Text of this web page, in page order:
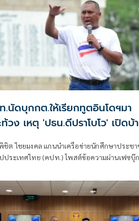
.นัดบุกกต.ให้เรียกทูตอินโดฯมา
ท้วง เหตุ 'ปธน.ดีปราโบโว' เปิดบ้
งคล แกนนำเครือข่ายนักศึกษาประชาชน
ประเทศไทย (คปท.) โพสต์ข้อความผ่านเฟซบุ๊